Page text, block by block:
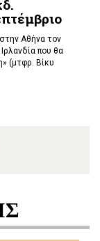
Αθήνα τον
που θα
(μτφρ. Βίκυ